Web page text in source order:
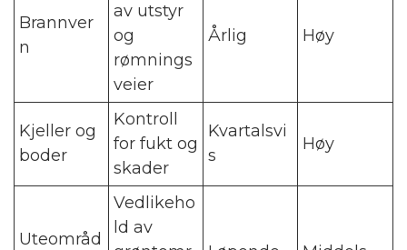
Brannver
n
av utstyr
og
rømnings
veier
Årlig Høy
Kjeller og
boder
Kontroll
for fukt og
skader
Kvartalsvi
s
Høy
Uteområd
Vedlikeho
ld av